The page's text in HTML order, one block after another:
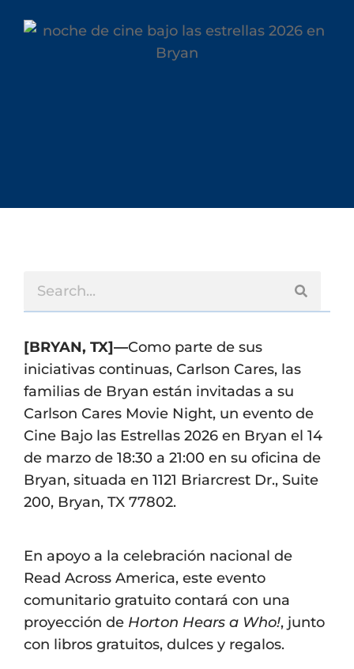
[BRYAN, TX]—Como parte de sus
iniciativas continuas, Carlson Cares, las
familias de Bryan están invitadas a su
Carlson Cares Movie Night, un evento de
Cine Bajo las Estrellas 2026 en Bryan el 14
de marzo de 18:30 a 21:00 en su oficina de
Bryan, situada en 1121 Briarcrest Dr., Suite
200, Bryan, TX 77802.
En apoyo a la celebración nacional de
Read Across America, este evento
comunitario gratuito contará con una
proyección de Horton Hears a Who!, junto
con libros gratuitos, dulces y regalos.